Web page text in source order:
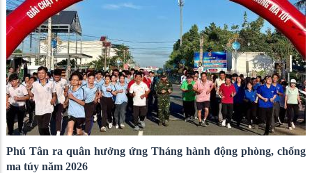
Phú Tân ra quân hưởng ứng Tháng hành động phòng, chống
ma túy năm 2026